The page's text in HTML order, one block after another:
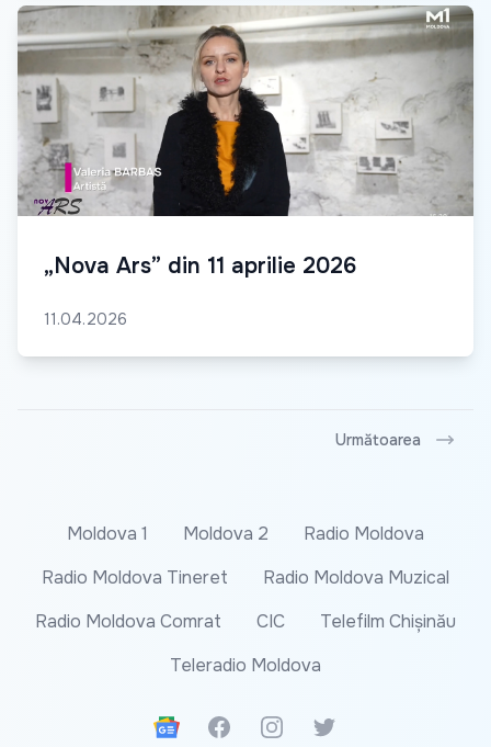
„Nova Ars” din 11 aprilie 2026
11.04.2026
Următoarea
Moldova 1 Moldova 2
Radio Moldova
Radio Moldova Tineret
Radio Moldova Muzical
Radio Moldova Comrat
CIC
Telefilm Chișinău
Teleradio Moldova
Google News
FacebookInstagramTwitter